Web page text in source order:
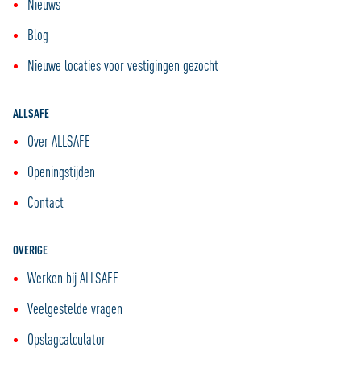
Nieuws
Blog
Nieuwe locaties voor vestigingen gezocht
ALLSAFE
Over ALLSAFE
Openingstijden
Contact
OVERIGE
Werken bij ALLSAFE
Veelgestelde vragen
Opslagcalculator